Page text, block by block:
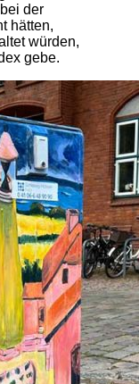
der
hätten,
würden,
gebe.